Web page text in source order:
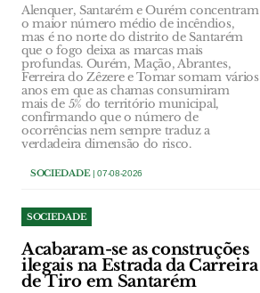
Alenquer, Santarém e Ourém concentram
o maior número médio de incêndios,
mas é no norte do distrito de Santarém
que o fogo deixa as marcas mais
profundas. Ourém, Mação, Abrantes,
Ferreira do Zêzere e Tomar somam vários
anos em que as chamas consumiram
mais de 5% do território municipal,
confirmando que o número de
ocorrências nem sempre traduz a
verdadeira dimensão do risco.
SOCIEDADE| 07-08-2026
SOCIEDADE
Acabaram-se as construções
ilegais na Estrada da Carreira
de Tiro em Santarém